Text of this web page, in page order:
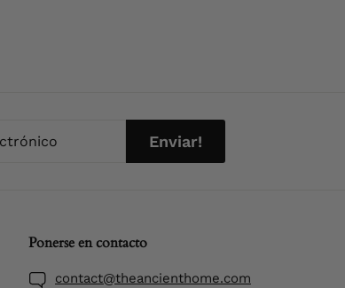
Enviar!
Ponerse en contacto
contact@theancienthome.com